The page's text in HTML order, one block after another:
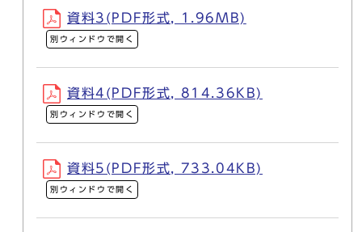
資料3(PDF形式, 1.96MB)
別ウィンドウで開く
資料4(PDF形式, 814.36KB)
別ウィンドウで開く
資料5(PDF形式, 733.04KB)
別ウィンドウで開く